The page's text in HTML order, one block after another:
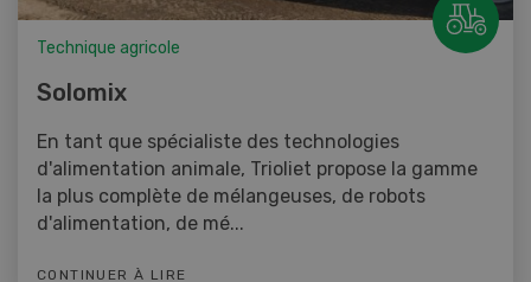
Technique agricole
Solomix
En tant que spécialiste des technologies
d'alimentation animale, Trioliet propose la gamme
la plus complète de mélangeuses, de robots
d'alimentation, de mé...
CONTINUER À LIRE